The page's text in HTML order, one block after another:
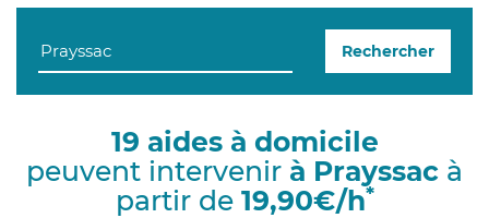
n
g
i
Rechercher
19 aides à domicile
peuvent intervenir à Prayssac à
partir de 19,90€/h*